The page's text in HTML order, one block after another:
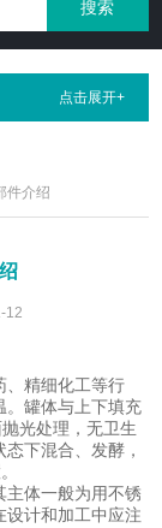
点击展开+
件介绍
12
、精细化工等行
。罐体与上下填充
光处理，无卫生
下混合、发酵，
主体一般为用不锈
设计和加工中应注